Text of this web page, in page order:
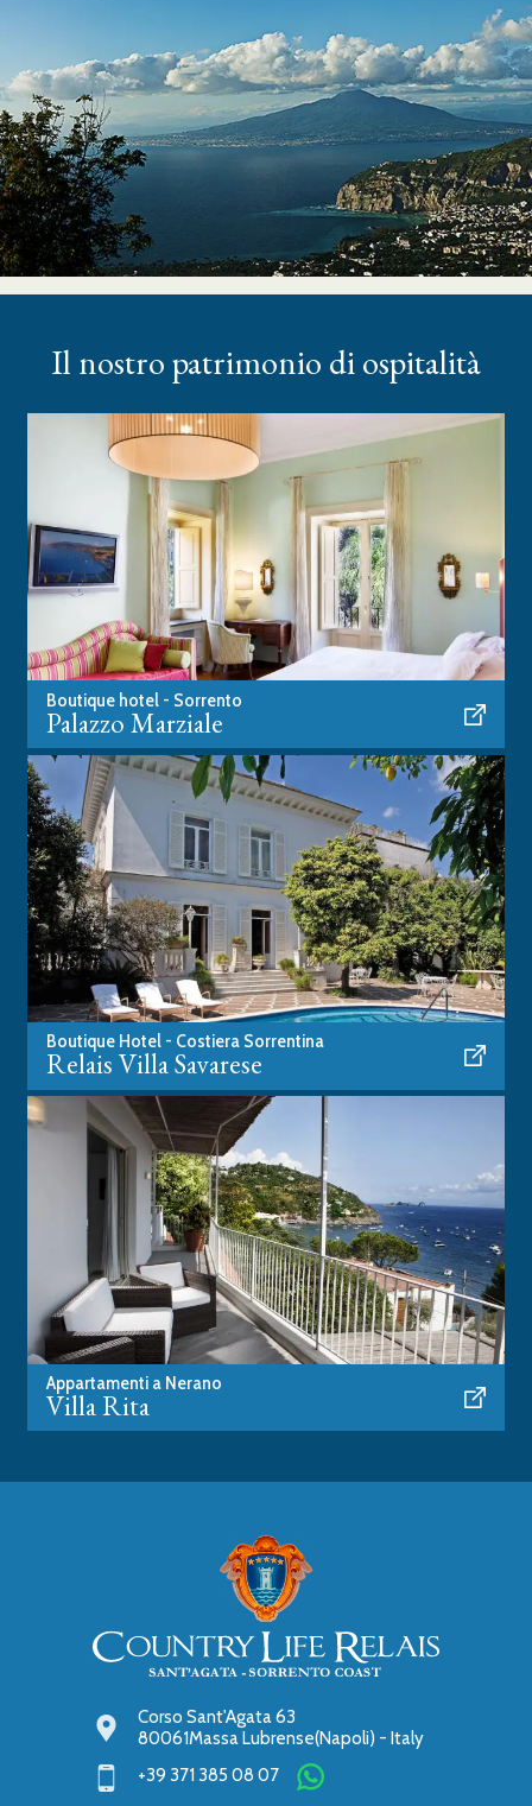
Il nostro patrimonio di ospitalità
Boutique hotel - Sorrento
Palazzo Marziale
Boutique Hotel - Costiera Sorrentina
Relais Villa Savarese
Appartamenti a Nerano
Villa Rita
Corso Sant'Agata 63
80061Massa Lubrense(Napoli) -Italy
+39 371 385 08 07
Enjoy the coast